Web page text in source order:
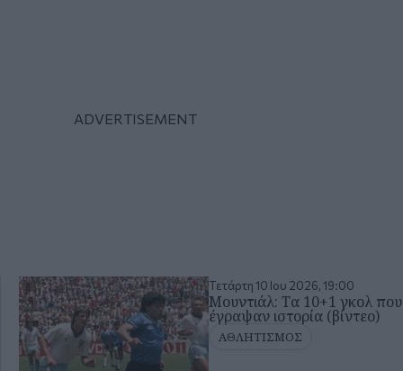
Τετάρτη 10 Ιου 2026, 19:00
Μουντιάλ: Τα 10+1 γκολ που
έγραψαν ιστορία (βίντεο)
ΑΘΛΗΤΙΣΜΟΣ